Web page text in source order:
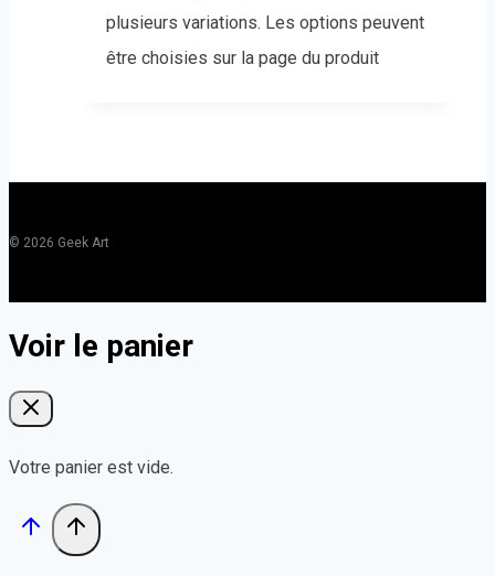
plusieurs variations. Les options peuvent
être choisies sur la page du produit
© 2026 Geek Art
Voir le panier
Votre panier est vide.